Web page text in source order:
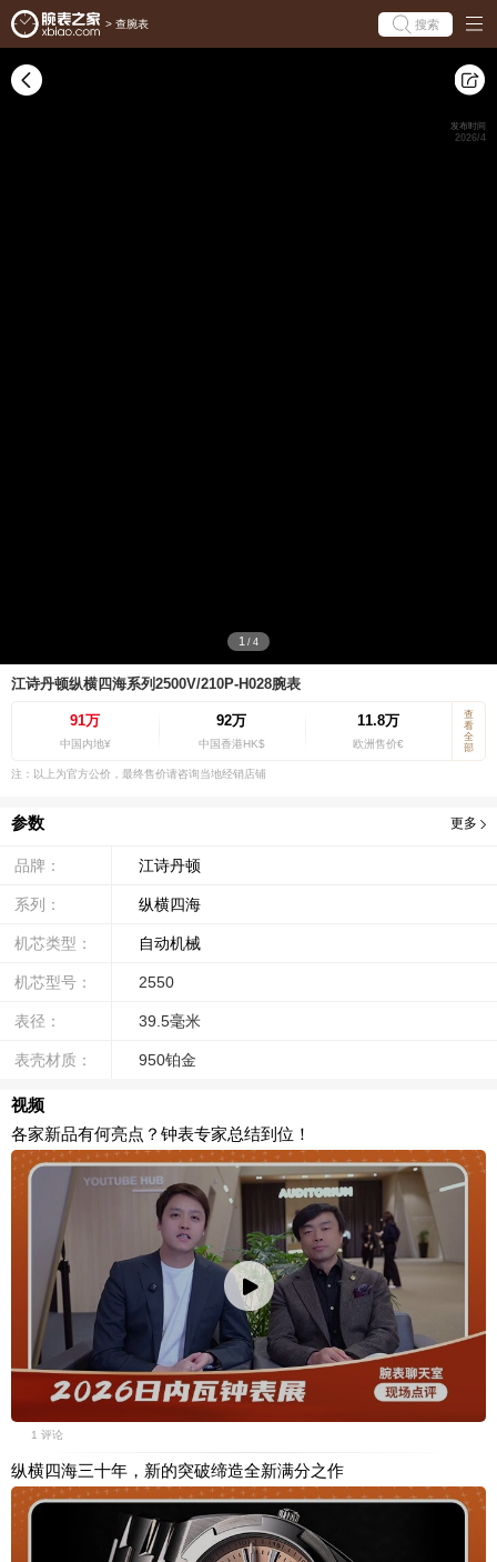
> 查腕表 搜索
1 / 4
发布时间
2026/4
江诗丹顿纵横四海系列2500V/210P-H028腕表
91万
中国内地¥
92万
中国香港HK$
11.8万
欧洲售价€
查
看
全
部
注：以上为官方公价，最终售价请咨询当地经销店铺
参数 更多
品牌： 江诗丹顿
系列： 纵横四海
机芯类型： 自动机械
机芯型号： 2550
表径： 39.5毫米
表壳材质： 950铂金
视频
各家新品有何亮点？钟表专家总结到位！
1 评论
纵横四海三十年，新的突破缔造全新满分之作